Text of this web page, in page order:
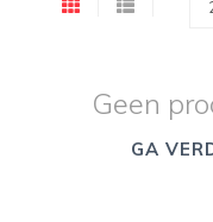
Geen
GA